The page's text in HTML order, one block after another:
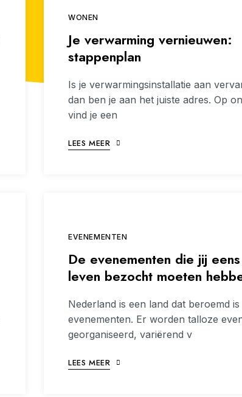
WONEN
Je verwarming vernieuwen:
stappenplan
Is je verwarmingsinstallatie aan
dan ben je aan het juiste adres. Op
vind je een
LEES MEER
EVENEMENTEN
De evenementen die jij
leven bezocht moeten
Nederland is een land dat beroemd is
evenementen. Er worden talloze
georganiseerd, variërend v
LEES MEER